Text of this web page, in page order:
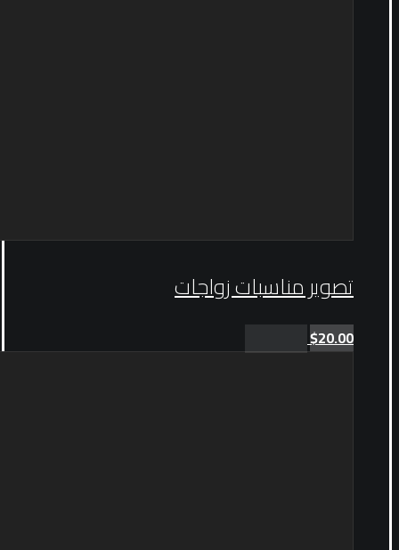
تصوير مناسبات زواجات
$20.00